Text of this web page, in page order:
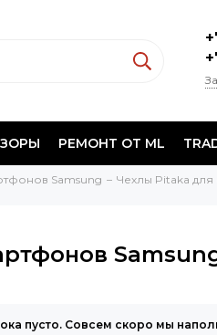
РЕМОНТ ОТ ML
Samsung Чехлы Pitaka
пусто. Совсем скоро мы